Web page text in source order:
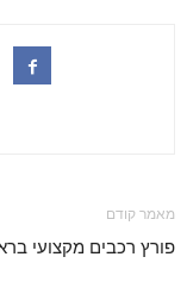
מאמר קודם
פורץ רכבים מקצועי